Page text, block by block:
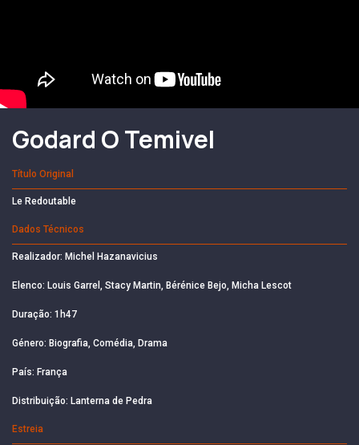
Godard O Temivel
Título Original
Le Redoutable
Dados Técnicos
Realizador: Michel Hazanavicius
Elenco: Louis Garrel, Stacy Martin, Bérénice Bejo, Micha Lescot
Duração: 1h47
Género: Biografia, Comédia, Drama
País: França
Distribuição: Lanterna de Pedra
Estreia